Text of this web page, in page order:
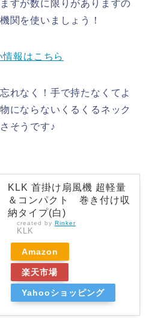
すが数に限りがありますの
関を使いましょう！
報はこちら
れなく！手で持たなくてよ
にならないくるくるネック
そうです♪
KLK 首掛け扇風機 超軽量
＆コンパクト 巻き付け収
納タイプ(白)
created by Rinker
KLK
Amazon
楽天市場
Yahooショッピング